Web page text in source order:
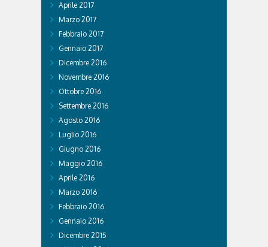
Aprile 2017
Marzo 2017
Febbraio 2017
Gennaio 2017
Dicembre 2016
Novembre 2016
Ottobre 2016
Settembre 2016
Agosto 2016
Luglio 2016
Giugno 2016
Maggio 2016
Aprile 2016
Marzo 2016
Febbraio 2016
Gennaio 2016
Dicembre 2015